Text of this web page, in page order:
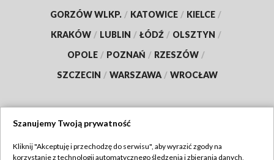
GORZÓW WLKP. / KATOWICE / KIELCE /
KRAKÓW / LUBLIN / ŁÓDŹ / OLSZTYN /
OPOLE / POZNAŃ / RZESZÓW /
SZCZECIN / WARSZAWA / WROCŁAW
Szanujemy Twoją prywatność
Kliknij "Akceptuję i przechodzę do serwisu", aby wyrazić zgody na
korzystanie z technologii automatycznego śledzenia i zbierania danych,